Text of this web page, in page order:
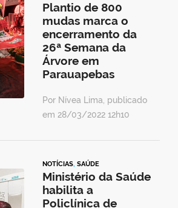
Plantio de 800
mudas marca o
encerramento da
26ª Semana da
Árvore em
Parauapebas
Por Nívea Lima, publicado
em 28/03/2022 12h10
NOTÍCIAS, SAÚDE
Ministério da Saúde
habilita a
Policlínica de